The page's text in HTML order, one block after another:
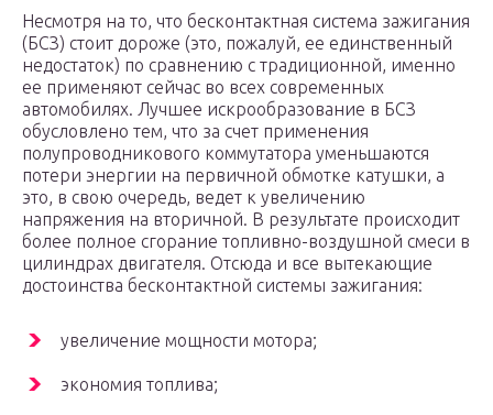
Несмотря на то, что бесконтактная система зажигания
(БСЗ) стоит дороже (это, пожалуй, ее единственный
недостаток) по сравнению с традиционной, именно
ее применяют сейчас во всех современных
автомобилях. Лучшее искрообразование в БСЗ
обусловлено тем, что за счет применения
полупроводникового коммутатора уменьшаются
потери энергии на первичной обмотке катушки, а
это, в свою очередь, ведет к увеличению
напряжения на вторичной. В результате происходит
более полное сгорание топливно-воздушной смеси в
цилиндрах двигателя. Отсюда и все вытекающие
достоинства бесконтактной системы зажигания:
увеличение мощности мотора;
экономия топлива;